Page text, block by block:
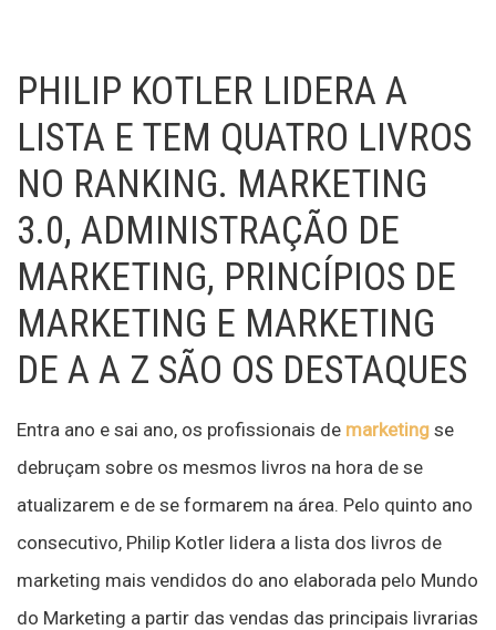
PHILIP KOTLER LIDERA A
LISTA E TEM QUATRO LIVROS
NO RANKING. MARKETING
3.0, ADMINISTRAÇÃO DE
MARKETING, PRINCÍPIOS DE
MARKETING E MARKETING
DE A A Z SÃO OS DESTAQUES
Entra ano e sai ano, os profissionais de marketing se
debruçam sobre os mesmos livros na hora de se
atualizarem e de se formarem na área. Pelo quinto ano
consecutivo, Philip Kotler lidera a lista dos livros de
marketing mais vendidos do ano elaborada pelo Mundo
do Marketing a partir das vendas das principais livrarias